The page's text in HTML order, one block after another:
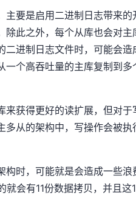
主要是启用二进制日志带来
除此之外，每个从库也会对
二进制日志文件时，可能会
一个高吞吐量的主库复制到
来获得更好的读扩展，但对
多从的架构中，写操作会被
构时，可能就是会造成一些
就会有11份数据拷贝，并且